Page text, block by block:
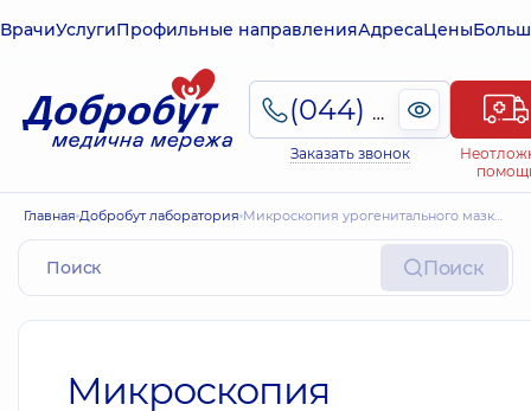
ВрачиУслугиПрофильные направленияАдресаЦены
(044) 495-2-888
Заказать звонок
Главная Добробут лаборатория Микроскопия урогенитального мазка (1 точка: vagina)
Поиск
Микроскопия